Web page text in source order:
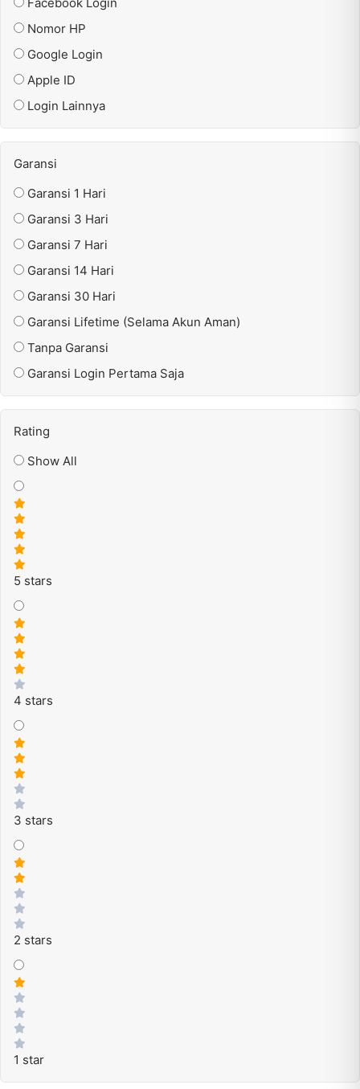
Nomor HP
Google Login
Apple ID
Login Lainnya
Garansi
Garansi 1 Hari
Garansi 3 Hari
Garansi 7 Hari
Garansi 14 Hari
Garansi 30 Hari
Garansi Lifetime (Selama Akun Aman)
Tanpa Garansi
Garansi Login Pertama Saja
Rating
Show All
5 stars
4 stars
3 stars
2 stars
1 star